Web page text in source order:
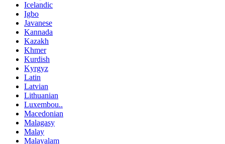
Icelandic
Igbo
Javanese
Kannada
Kazakh
Khmer
Kurdish
Kyrgyz
Latin
Latvian
Lithuanian
Luxembou..
Macedonian
Malagasy
Malay
Malayalam